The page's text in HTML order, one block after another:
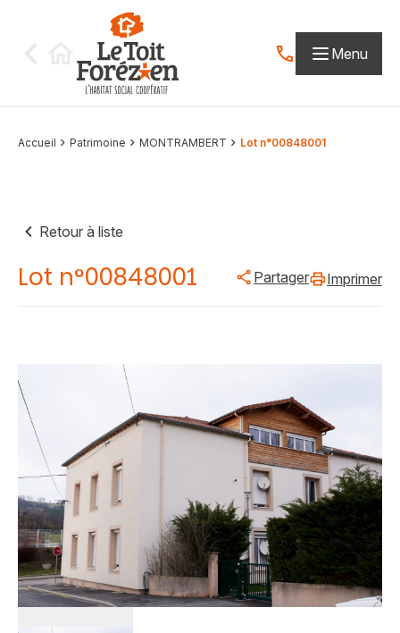
Contactez-nous
Menu
Accueil Patrimoine MONTRAMBERT Lot n°00848001
Retour à liste
Lot n°00848001 Partager Imprimer